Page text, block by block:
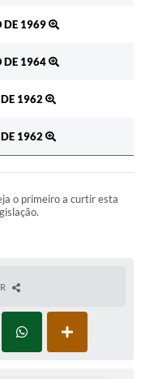
DE 1969
DE 1964
1962
1962
o primeiro a curtir esta